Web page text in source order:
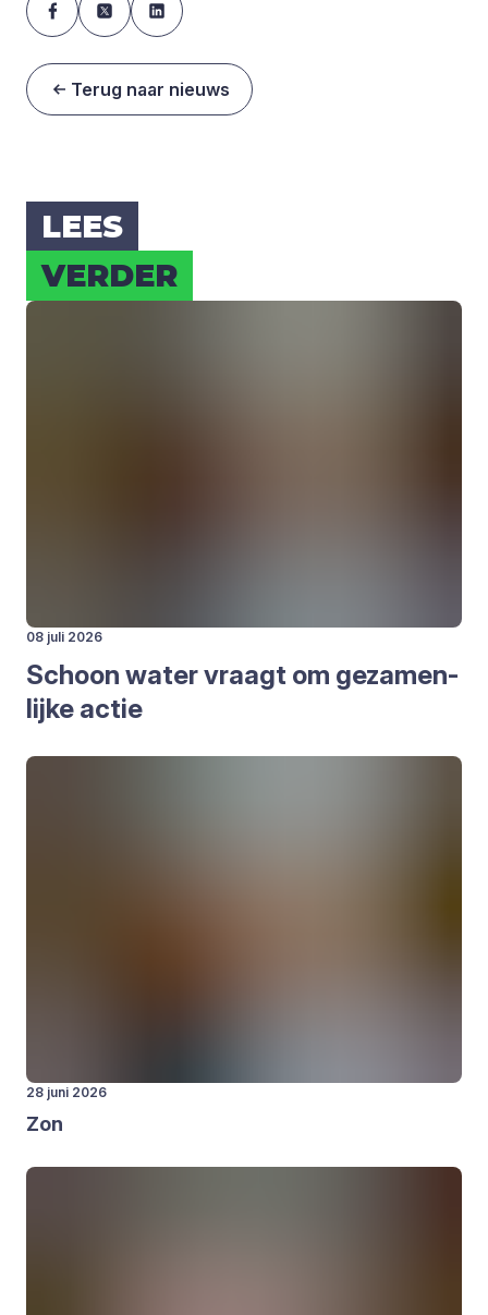
Terug naar nieuws
LEES
VER­DER
08 juli 2026
Schoon water vraagt om geza­men­
lij­ke actie
28 juni 2026
Zon